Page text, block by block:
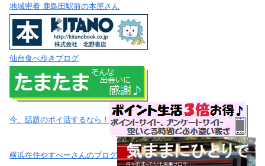
地域密着 鹿島田駅前の本屋さん
仙台食べ歩きブログ
今、話題のポイ活するなら！
横浜在住やすべーさんのブログ